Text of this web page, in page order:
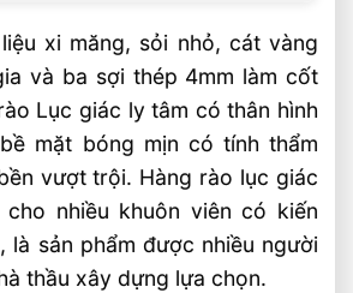
xi măng, sỏi nhỏ, cát vàng
và ba sợi thép 4mm làm cốt
Lục giác ly tâm có thân hình
mặt bóng mịn có tính thẩm
vượt trội. Hàng rào lục giác
nhiều khuôn viên có kiến
là sản phẩm được nhiều người
thầu xây dựng lựa chọn.